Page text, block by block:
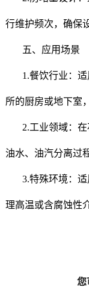
行维护频次，确保
五、应用场景
1.餐饮行业：
所的厨房或地下室
2.工业领域：
油水、油汽分离过
3.特殊环境：
理高温或含腐蚀性
您